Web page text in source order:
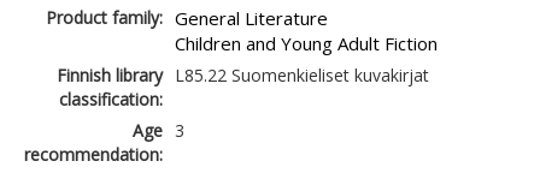
Product family: General Literature
Children and Young Adult Fiction
Finnish library
classification:
L85.22 Suomenkieliset kuvakirjat
Age
recommendation:
3